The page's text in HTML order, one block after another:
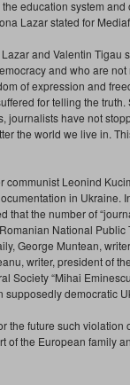
education system and
Lazar stated for
and Valentin Tigau
and who are
of expression and
for telling the
have not
the world we live in.
Leonind
in Ukraine.
that the number of
National Public
George Muntean,
writer, president of
Society “Mihai
democratic
the future such
of the European family